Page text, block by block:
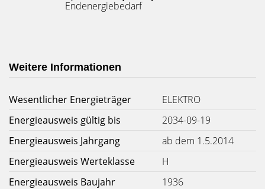
Endenergiebedarf
Weitere Informationen
Wesentlicher Energieträger
ELEKTRO
Energieausweis gültig bis
2034-09-19
Energieausweis Jahrgang
ab dem 1.5.2014
Energieausweis Werteklasse
H
Energieausweis Baujahr
1936